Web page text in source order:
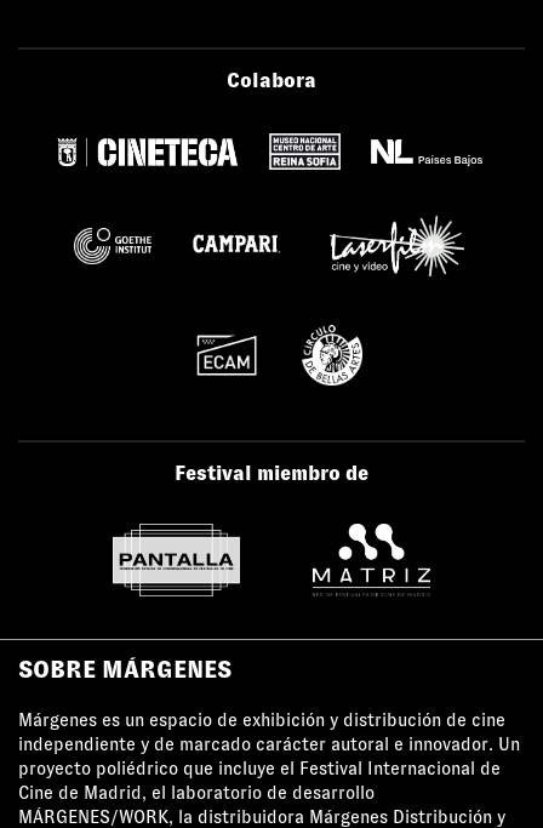
Colabora
Festival miembro de
SOBRE MÁRGENES
Márgenes es un espacio de exhibición y distribución de cine
independiente y de marcado carácter autoral e innovador. Un
proyecto poliédrico que incluye el Festival Internacional de
Cine de Madrid, el laboratorio de desarrollo
MÁRGENES/WORK, la distribuidora Márgenes Distribución y